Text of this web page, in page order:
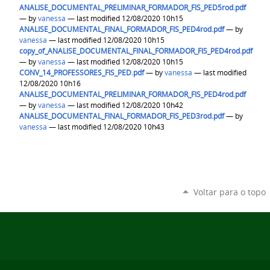
ANALISE_DOCUMENTAL_PRELIMINAR_FORMADOR_FIS_PED5rod.pdf
— byvanessa
— last modified 12/08/2020 10h15
ANALISE_DOCUMENTAL_FINAL_FORMADOR_FIS_PED4rod.pdf— by
vanessa
— last modified 12/08/2020 10h15
copy_of_ANALISE_DOCUMENTAL_FINAL_FORMADOR_FIS_PED4rod.pdf
— byvanessa
— last modified 12/08/2020 10h15
CONV_14_PROFESSORES_FIS_PED.pdf— byvanessa — last modified
12/08/2020 10h16
ANALISE_DOCUMENTAL_PRELIMINAR_FORMADOR_FIS_PED4rod.pdf
— byvanessa
— last modified 12/08/2020 10h42
ANALISE_DOCUMENTAL_FINAL_FORMADOR_FIS_PED3rod.pdf— by
vanessa
— last modified 12/08/2020 10h43
Voltar para o topo